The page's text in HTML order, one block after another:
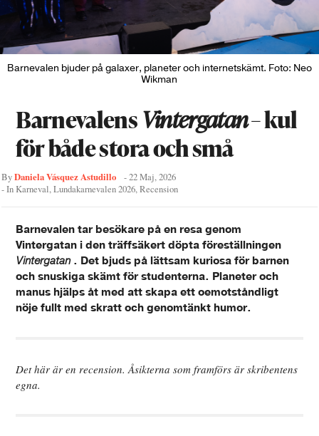
Barnevalen bjuder på galaxer, planeter och internetskämt. Foto: Neo
Wikman
BarnevalensVintergatan– kul
för både stora och små
ByDaniela Vásquez Astudillo -22 Maj, 2026
- In Karneval,Lundakarnevalen 2026,Recension
Barnevalen tar besökare på en resa genom
Vintergatan i den träffsäkert döpta föreställningen
Vintergatan . Det bjuds på lättsam kuriosa för barnen
och snuskiga skämt för studenterna. Planeter och
manus hjälps åt med att skapa ett oemotståndligt
nöje fullt med skratt och genomtänkt humor.
Det här är en recension. Åsikterna som framförs är skribentens
egna.